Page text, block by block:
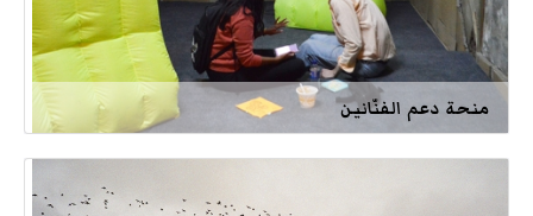
منحة دعم الفنّانين